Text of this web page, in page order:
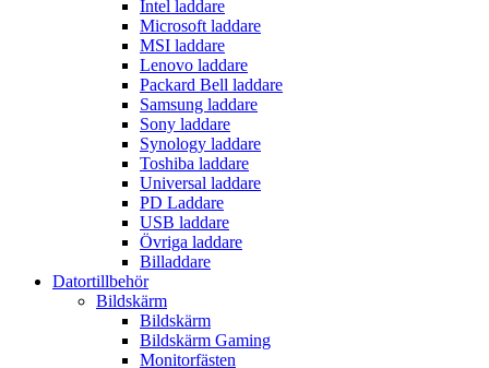
Intel laddare
Microsoft laddare
MSI laddare
Lenovo laddare
Packard Bell laddare
Samsung laddare
Sony laddare
Synology laddare
Toshiba laddare
Universal laddare
PD Laddare
USB laddare
Övriga laddare
Billaddare
Datortillbehör
Bildskärm
Bildskärm
Bildskärm Gaming
Monitorfästen